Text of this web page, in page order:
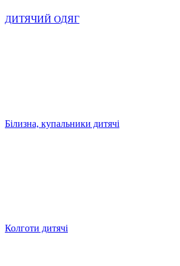
ДИТЯЧИЙ ОДЯГ
Білизна, купальники дитячі
Колготи дитячі